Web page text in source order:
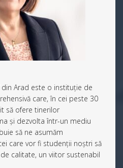
din Arad este o instituție de
care, în cei peste 30
să ofere tinerilor
și dezvolta într-un mediu
să ne asumăm
care vor fi studenții noștri să
calitate, un viitor sustenabil